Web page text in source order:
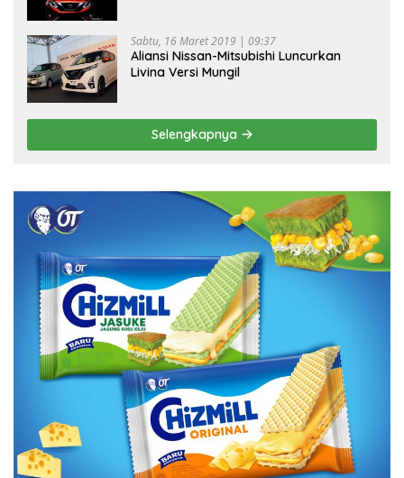
Sabtu, 16 Maret 2019 | 09:37
Aliansi Nissan-Mitsubishi Luncurkan
Livina Versi Mungil
Selengkapnya